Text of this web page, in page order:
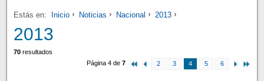
Estás en: Inicio Noticias Nacional 2013
2013
70resultados
Página 4 de7 2 3 4 5 6